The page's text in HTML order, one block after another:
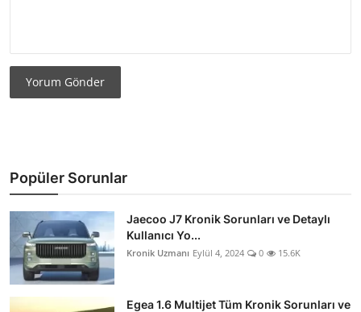
Yorum Gönder
Popüler Sorunlar
Jaecoo J7 Kronik Sorunları ve Detaylı
Kullanıcı Yo...
Kronik Uzmanı Eylül 4, 2024 0 15.6K
Egea 1.6 Multijet Tüm Kronik Sorunları ve